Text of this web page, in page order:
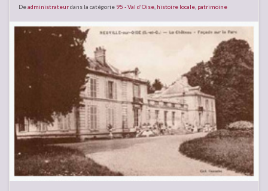
Deadministrateurdans la catégorie 95 - Val d'Oise, histoire locale, patrimoine